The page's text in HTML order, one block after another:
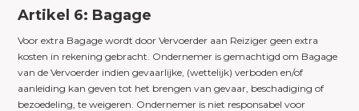
Artikel 6: Bagage
Voor extra Bagage wordt door Vervoerder aan Reiziger geen extra
kosten in rekening gebracht. Ondernemer is gemachtigd om Bagage
van de Vervoerder indien gevaarlijke, (wettelijk) verboden en/of
aanleiding kan geven tot het brengen van gevaar, beschadiging of
bezoedeling, te weigeren. Ondernemer is niet responsabel voor